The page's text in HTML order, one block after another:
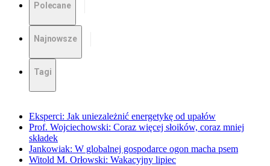
Polecane
Najnowsze
Tagi
Eksperci: Jak uniezależnić energetykę od upałów
Prof. Wojciechowski: Coraz więcej słoików, coraz mniej
składek
Jankowiak: W globalnej gospodarce ogon macha psem
Witold M. Orłowski: Wakacyjny lipiec